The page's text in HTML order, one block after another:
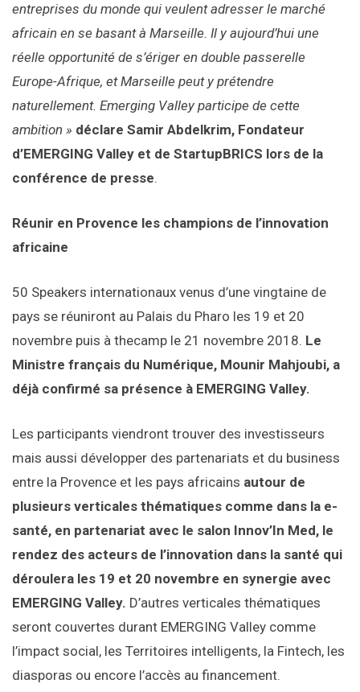
entreprises du monde qui veulent adresser le marché
africain en se basant à Marseille. Il y aujourd’hui une
réelle opportunité de s’ériger en double passerelle
Europe-Afrique, et Marseille peut y prétendre
naturellement. Emerging Valley participe de cette
ambition » déclare Samir Abdelkrim, Fondateur
d’EMERGING Valley et de StartupBRICS lors de la
conférence de presse.
Réunir en Provence les champions de l’innovation
africaine
50 Speakers internationaux venus d’une vingtaine de
pays se réuniront au Palais du Pharo les 19 et 20
novembre puis à thecamp le 21 novembre 2018. Le
Ministre français du Numérique, Mounir Mahjoubi, a
déjà confirmé sa présence à EMERGING Valley.
Les participants viendront trouver des investisseurs
mais aussi développer des partenariats et du business
entre la Provence et les pays africains autour de
plusieurs verticales thématiques comme dans la e-
santé, en partenariat avec le salon Innov’In Med, le
rendez des acteurs de l’innovation dans la santé qui
déroulera les 19 et 20 novembre en synergie avec
EMERGING Valley. D’autres verticales thématiques
seront couvertes durant EMERGING Valley comme
l’impact social, les Territoires intelligents, la Fintech, les
diasporas ou encore l’accès au financement.